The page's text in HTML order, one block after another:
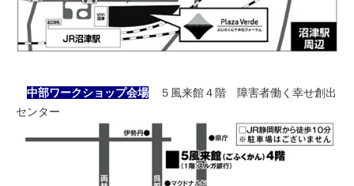
中部ワークショップ会場 ５風来館４階 障害者働く幸せ創出
センター